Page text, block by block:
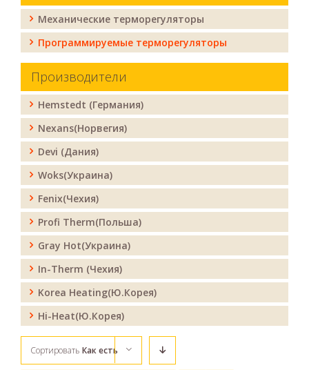
Механические терморегуляторы
Программируемые терморегуляторы
Производители
Hemstedt (Германия)
Nexans(Норвегия)
Devi (Дания)
Woks(Украина)
Fenix(Чехия)
Profi Therm(Польша)
Gray Hot(Украина)
In-Therm (Чехия)
Korea Heating(Ю.Корея)
Hi-Heat(Ю.Корея)
Сортировать Как есть